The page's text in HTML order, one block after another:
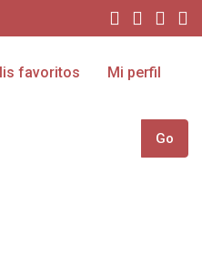
favoritos Mi perfil
Go